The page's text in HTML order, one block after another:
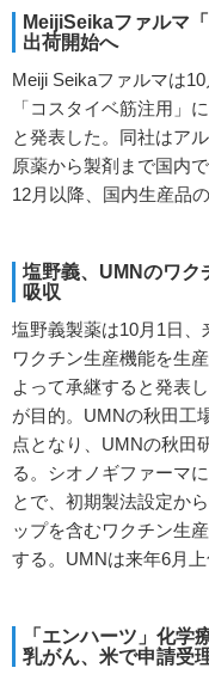
MeijiSeikaファルマ
出荷開始へ
Meiji Seikaファルマは
「コスタイベ筋注用」
と発表した。同社はア
原薬から製剤まで国内
12月以降、国内生産品
塩野義、UMNのワク
吸収
塩野義製薬は10月1日
ワクチン生産機能を生
よって承継すると発表
が目的。UMNの秋田工
点となり、UMNの秋田
る。シオノギファーマ
とで、初期製法設定か
ップを含むワクチン生
する。UMNは来年6月上
「エンハーツ」化学
乳がん、米で申請受